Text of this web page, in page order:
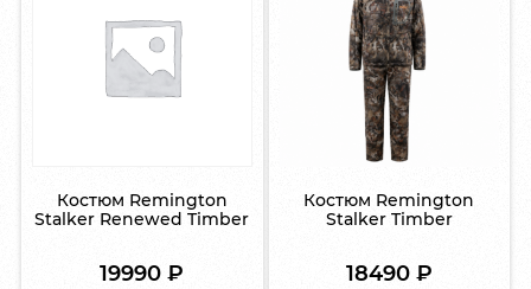
Костюм Remington
Stalker Renewed Timber
19990₽
Костюм Remington
Stalker Timber
18490 ₽